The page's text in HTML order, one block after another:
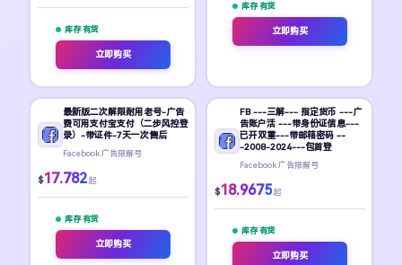
库存 有货
立即购买
库存 有货
立即购买
最新版二次解限耐用老号-广告
费可用支付宝支付（二步风控登
录）-带证件-7天一次售后
Facebook 广告限解号
$17.782 起
库存 有货
立即购买
FB ---三解--- 指定货币 ---广
告账户活 ---带身份证信息---
已开双重---带邮箱密码 --
-2008-2024---包首登
Facebook 广告限解号
$18.9675 起
库存 有货
立即购买